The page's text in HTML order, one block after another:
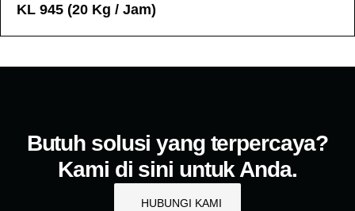
KL 945 (20 Kg / Jam)
Butuh solusi yang terpercaya?
Kami di sini untuk Anda.
HUBUNGI KAMI